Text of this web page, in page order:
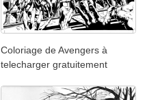
Coloriage de Avengers à
telecharger gratuitement